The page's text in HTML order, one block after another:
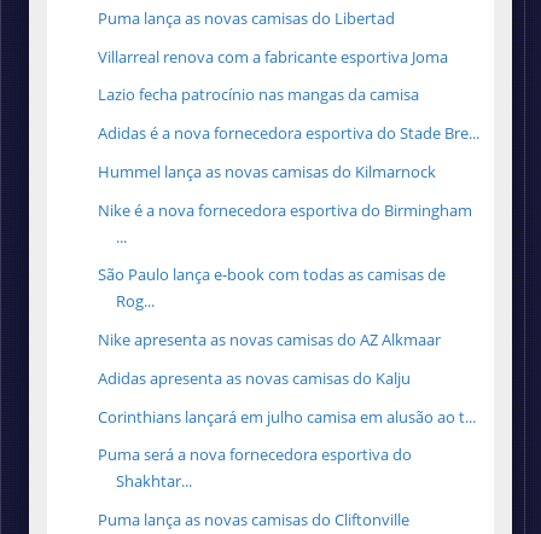
Puma lança as novas camisas do Libertad
Villarreal renova com a fabricante esportiva Joma
Lazio fecha patrocínio nas mangas da camisa
Adidas é a nova fornecedora esportiva do Stade Bre...
Hummel lança as novas camisas do Kilmarnock
Nike é a nova fornecedora esportiva do Birmingham
...
São Paulo lança e-book com todas as camisas de
Rog...
Nike apresenta as novas camisas do AZ Alkmaar
Adidas apresenta as novas camisas do Kalju
Corinthians lançará em julho camisa em alusão ao t...
Puma será a nova fornecedora esportiva do
Shakhtar...
Puma lança as novas camisas do Cliftonville